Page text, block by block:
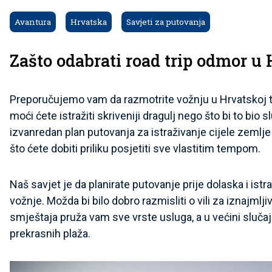
Avantura Hrvatska Savjeti za putovanja
Zašto odabrati road trip odmor u
Preporučujemo vam da razmotrite vožnju u
moći ćete istražiti skriveniji dragulj nego što bi to bio
izvanredan plan putovanja za istraživanje cijele
što ćete dobiti priliku posjetiti sve vlastitim tempom.
Naš savjet je da planirate putovanje prije dolaska i
vožnje. Možda bi bilo dobro razmisliti o vili za
smještaja pruža vam sve vrste usluga, a u većini
prekrasnih plaža.